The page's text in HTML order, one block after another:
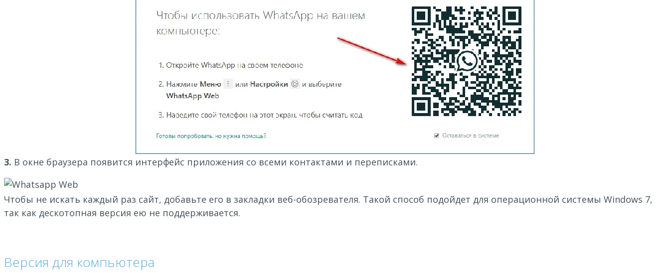
3. В окне браузера появится интерфейс приложения со всеми контактами и переписками.
Чтобы не искать каждый раз сайт, добавьте его в закладки веб-обозревателя. Такой способ подойдет для операционной системы Windows 7,
так как дескотопная версия ею не поддерживается.
Версия для компьютера